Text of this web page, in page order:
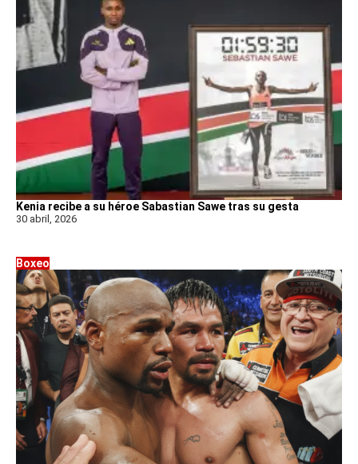
Kenia recibe a su héroe Sabastian Sawe tras su gesta
30 abril, 2026
Boxeo